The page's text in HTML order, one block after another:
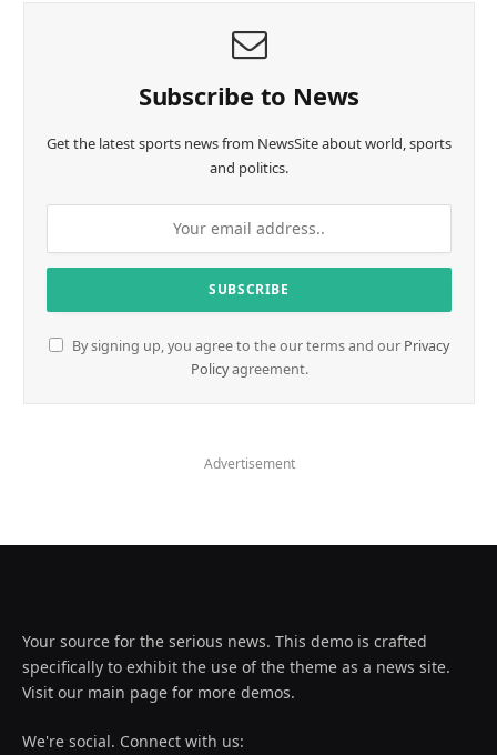
Subscribe to News
Get the latest sports news from NewsSite about world, sports
and politics.
By signing up, you agree to the our terms and our Privacy
Policyagreement.
Advertisement
Your source for the serious news. This demo is crafted
specifically to exhibit the use of the theme as a news site.
Visit our main page for more demos.
We're social. Connect with us: